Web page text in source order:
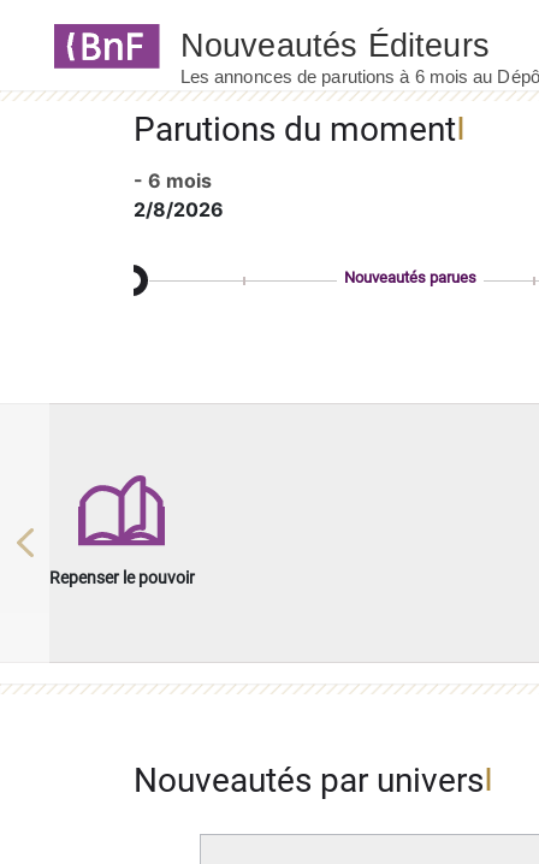
Parutions du moment
- 6 mois
2/8/2026
Nouveautés parues
Repenser le pouvoir
Previous
Nouveautés par univers